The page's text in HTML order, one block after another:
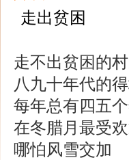
走出贫困
走不出贫困的
八九十年代的
每年总有四五
在冬腊月最受
哪怕风雪交加